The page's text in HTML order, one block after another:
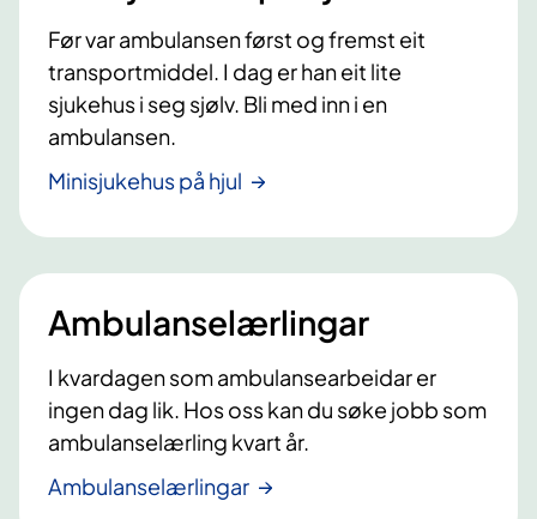
Før var ambulansen først og fremst eit
transportmiddel. I dag er han eit lite
sjukehus i seg sjølv. Bli med inn i en
ambulansen.
Minisjukehus på hjul
Ambulanselærlingar
I kvardagen som ambulansearbeidar er
ingen dag lik. Hos oss kan du søke jobb som
ambulanselærling kvart år.
Ambulanselærlingar